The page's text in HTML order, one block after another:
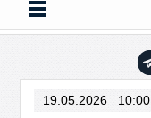
19.05.2026 10:00